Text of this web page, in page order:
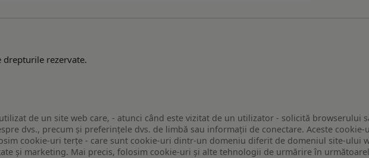
drepturile rezervate.
de un site web care, - atunci când este vizitat de un utilizator - solicită browserului
dvs., precum și preferințele dvs. de limbă sau informații de conectare. Aceste cookie-
cookie-uri terțe - care sunt cookie-uri dintr-un domeniu diferit de domeniul site-ului
și marketing. Mai precis, folosim cookie-uri și alte tehnologii de urmărire în